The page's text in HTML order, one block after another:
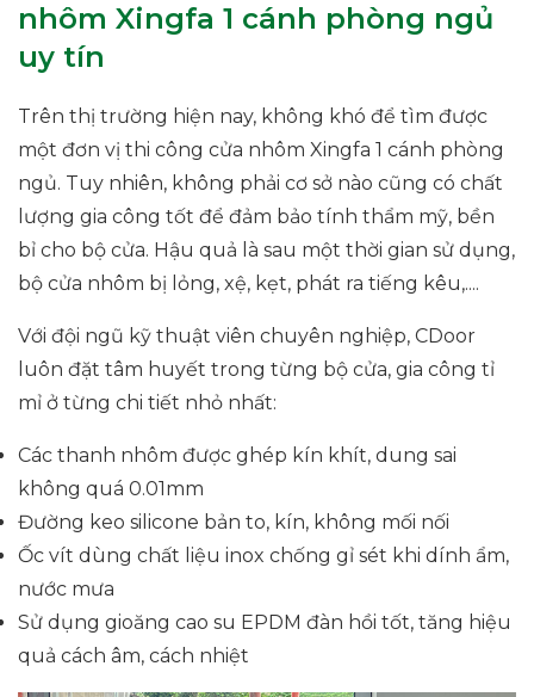
nhôm Xingfa 1 cánh phòng ngủ
uy tín
Trên thị trường hiện nay, không khó để tìm được
một đơn vị thi công cửa nhôm Xingfa 1 cánh phòng
ngủ. Tuy nhiên, không phải cơ sở nào cũng có chất
lượng gia công tốt để đảm bảo tính thẩm mỹ, bền
bỉ cho bộ cửa. Hậu quả là sau một thời gian sử dụng,
bộ cửa nhôm bị lỏng, xệ, kẹt, phát ra tiếng kêu,....
Với đội ngũ kỹ thuật viên chuyên nghiệp, CDoor
luôn đặt tâm huyết trong từng bộ cửa, gia công tỉ
mỉ ở từng chi tiết nhỏ nhất:
Các thanh nhôm được ghép kín khít, dung sai
không quá 0.01mm
Đường keo silicone bản to, kín, không mối nối
Ốc vít dùng chất liệu inox chống gỉ sét khi dính ẩm,
nước mưa
Sử dụng gioăng cao su EPDM đàn hồi tốt, tăng hiệu
quả cách âm, cách nhiệt